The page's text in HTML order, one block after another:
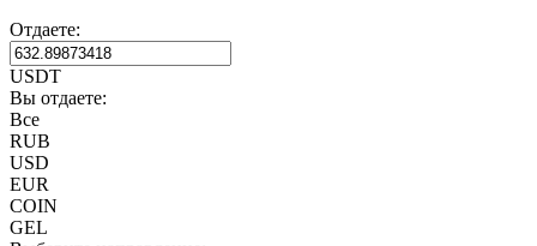
Отдаете:
USDT
Вы отдаете:
Все
RUB
USD
EUR
COIN
GEL